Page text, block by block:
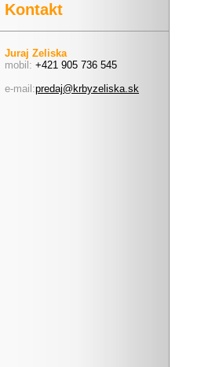
Kontakt
Juraj Zeliska
mobil: +421 905 736 545
e-mail:predaj@krbyzeliska.sk